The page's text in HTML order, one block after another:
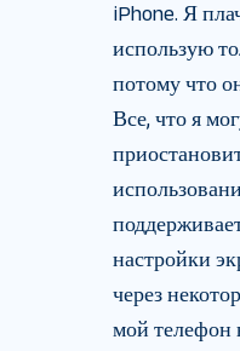
iPhone. Я
использую
потому что
Все, что я
настройки
через
мой телефон